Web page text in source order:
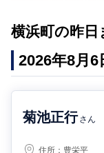
横浜町の昨
2026年8月6
菊池正行 さん
住所： 豊栄平